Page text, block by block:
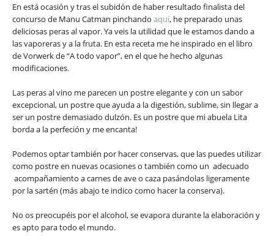
En está ocasión y tras el subidón de haber resultado finalista del
concurso de Manu Catman pinchando aquí, he preparado unas
deliciosas peras al vapor. Ya veis la utilidad que le estamos dando a
las vaporeras y a la fruta. En esta receta me he inspirado en el libro
de Vorwerk de “A todo vapor”, en el que he hecho algunas
modificaciones.
Las peras al vino me parecen un postre elegante y con un sabor
excepcional, un postre que ayuda a la digestión, sublime, sin llegar a
ser un postre demasiado dulzón. Es un postre que mi abuela Lita
borda a la perfeción y me encanta!
Podemos optar también por hacer conservas, que las puedes utilizar
como postre en nuevas ocasiones o también como un adecuado
acompañamiento a carnes de ave o caza pasándolas ligeramente
por la sartén (más abajo te indico como hacer la conserva).
No os preocupéis por el alcohol, se evapora durante la elaboración y
es apto para todo el mundo.